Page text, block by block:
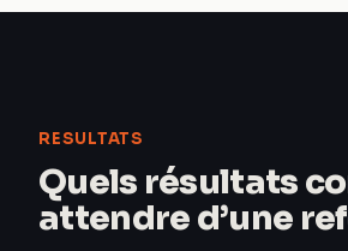
RESULTATS
Quels résultats
attendre d’une